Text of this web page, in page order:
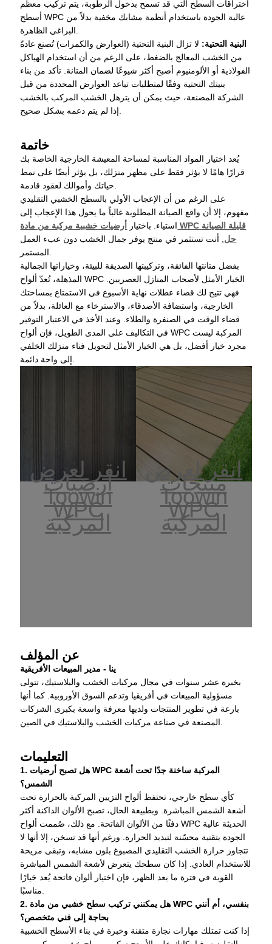
اختراقات السطح التي قد تسمح بدخول الرطوبة، يتم تركيب معظم
أسطح WPC عالية الجودة باستخدام أنظمة مشابك مخفية بدلاً من
البنية التحتية: لا تزال البنية التحتية (العوارض والكمرات) تُصنع عادةً
من الخشب المعالج بالضغط، على الرغم من أن استخدام الهياكل
الفولاذية أو الألومنيوم أصبح أكثر شيوعًا لضمان المتانة. تأكد من بناء
بنيتك التحتية وفقًا لمتطلبات تباعد العوارض المحددة من قبل
الشركة المصنعة، حيث يمكن أن يترهل الخشب المركب بالخشب
خاتمة
يُعد اختيار المواد المناسبة لمساحة المعيشة الخارجية الخاصة بك
قرارًا هامًا لا يؤثر فقط على مظهر منزلك، بل يؤثر أيضًا على نمط
على الرغم من أن الإعجاب الأولي بالسطح الخشبي التقليدي
مفهوم، إلا أن واقع الصيانة المطلوبة غالباً ما يحول هذا الإعجاب إلى
استياء. باختيار
أرضيات خشبية مركبة من مادة WPC قليلة الصيانة
حل , أنت تستثمر في منتج يوفر جمال الخشب دون عبء العمل
بفضل متانتها الفائقة، وتركيبتها الصديقة للبيئة، وخياراتها الجمالية
المذهلة، تُعدّ ألواح WPC الخيار الأمثل لأصحاب المنازل العصريين.
فهي تتيح لك قضاء عطلات نهاية الأسبوع في الاستمتاع بمساحتك
الخارجية، واستضافة الأصدقاء، والاسترخاء مع العائلة، بدلاً من
قضاء الوقت في الصنفرة والطلاء. وعند الأخذ في الاعتبار التوفير
في التكاليف على المدى الطويل، فإن ألواح WPC المركبة ليست
مجرد خيار أفضل، بل هي الخيار الأمثل لتحويل فناء منزلك الخلفي
انقر لعرض
أرضيات
Toowin
WPC
المركبة
انقر لعرض
منتجات
Toowin
WPC
المركبة
عن المؤلف
ينا - مدير المبيعات الأفريقية
بخبرة عشر سنوات في مجال مركبات الخشب والبلاستيك، تتولى
مسؤولية المبيعات في أفريقيا وتدعم السوق الأوروبية. كما أنها
بارعة في تطوير المنتجات ولديها معرفة واسعة بكبرى الشركات
التعليمات
1. هل تصبح أرضيات WPC المركبة ساخنة جدًا تحت أشعة
الشمس؟
كأي سطح خارجي، تحتفظ ألواح التزيين المركبة بالحرارة تحت
أشعة الشمس المباشرة. وبطبيعة الحال، تصبح الألوان الداكنة أكثر
دفئًا من الألوان الفاتحة. مع ذلك، صُممت ألواح WPC الحديثة عالية
الجودة بتقنية محسّنة لتبديد الحرارة. ورغم أنها قد تسخن، إلا أنها لا
تتجاوز حرارة الخشب التقليدي المصبوغ بلون مشابه، وتبقى مريحة
للاستخدام العادي. إذا كان سطحك يتعرض لأشعة الشمس المباشرة
القوية في فترة ما بعد الظهر، فإن اختيار ألوان فاتحة يُعد خيارًا
2. هل يمكنني تركيب سطح خشبي من مادة WPC بنفسي، أم أنني
بحاجة إلى فني متخصص؟
إذا كنت تمتلك مهارات نجارة متقنة وخبرة في بناء الأسطح الخشبية